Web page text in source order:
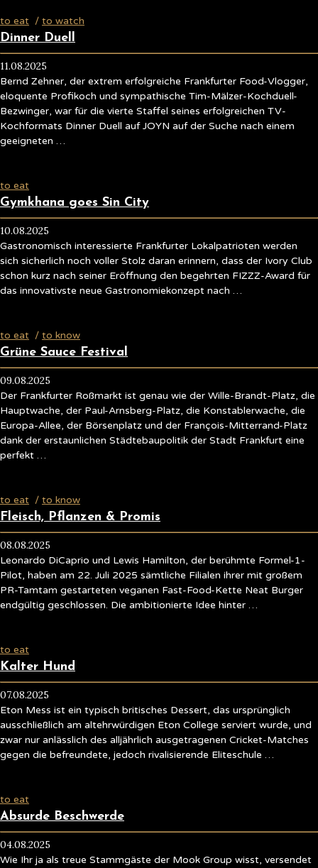
to eat / to watch
Dinner Duell
11.08.2025
Bernd Zehner, der extrem erfolgreiche Frankfurter Food-Vlogger,
eloquente Profikoch und sympathische Tim-Mälzer-Kochduell-
Bezwinger, war für die vierte Staffel seines erfolgreichen TV-
Kochformats Dinner Duell auf JOYN auf der Suche nach einem
geeigneten …
to eat
Gymkhana goes Sin City
10.08.2025
Gastronomisch interessierte Frankfurter Lokalpatrioten werden
sich sicherlich noch voller Stolz daran erinnern, dass der Ivory Club
schon kurz nach seiner Eröffnung den begehrten FIZZZ-Award für
das innovativste neue Gastronomiekonzept nach …
to eat / to know
Grüne Sauce Festival
09.08.2025
Der Frankfurter Roßmarkt ist genau wie der Wille-Brandt-Platz, die
Hauptwache, der Paul-Arnsberg-Platz, die Konstablerwache, die
Europa-Allee, der Börsenplatz und der François-Mitterrand-Platz
dank der erstaunlichen Städtebaupolitik der Stadt Frankfurt eine
perfekt …
to eat / to know
Fleisch, Pflanzen & Promis
08.08.2025
Leonardo DiCaprio und Lewis Hamilton, der berühmte Formel-1-
Pilot, haben am 22. Juli 2025 sämtliche Filialen ihrer mit großem
PR-Tamtam gestarteten veganen Fast-Food-Kette Neat Burger
endgültig geschlossen. Die ambitionierte Idee hinter …
to eat
Kalter Hund
07.08.2025
Eton Mess ist ein typisch britisches Dessert, das ursprünglich
ausschließlich am altehrwürdigen Eton College serviert wurde, und
zwar nur anlässlich des alljährlich ausgetragenen Cricket-Matches
gegen die befreundete, jedoch rivalisierende Eliteschule …
to eat
Absurde Beschwerde
04.08.2025
Wie Ihr ja als treue Stammgäste der Mook Group wisst, versendet